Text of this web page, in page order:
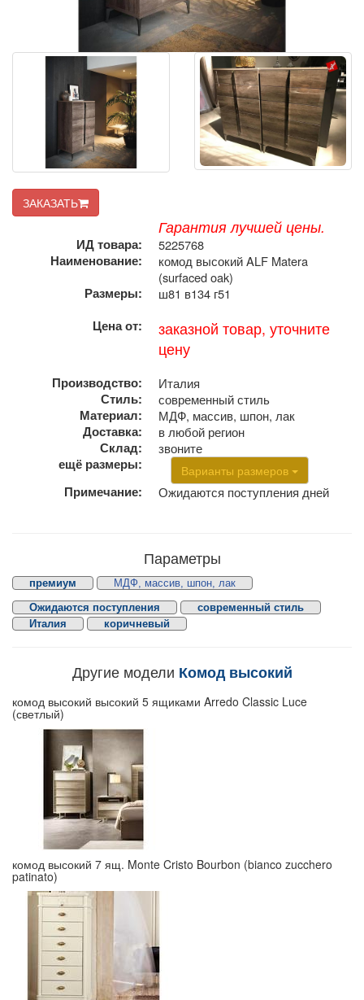
ЗАКАЗАТЬ
Гарантия лучшей цены.
ИД товара:
5225768
Наименование:
комод высокий ALF Matera
(surfaced oak)
Размеры:
ш81 в134 г51
Цена от:
заказной товар, уточните
цену
Производство:
Италия
Стиль:
современный стиль
Материал:
МДФ, массив, шпон, лак
Доставка:
в любой регион
Склад:
звоните
ещё размеры:
Варианты размеров
Примечание: Ожидаются поступления дней
Параметры
премиум
МДФ, массив, шпон, лак
Ожидаются поступления
современный стиль
Италия
коричневый
Другие модели Комод высокий
комод высокий высокий 5 ящиками Arredo Classic Luce
(светлый)
комод высокий 7 ящ. Monte Cristo Bourbon (bianco zucchero
patinato)